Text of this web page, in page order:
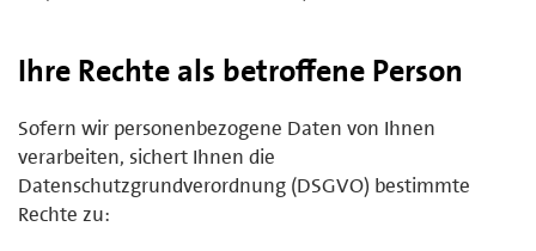
Ihre Rechte als betroffene Person
Sofern wir personenbezogene Daten von Ihnen
verarbeiten, sichert Ihnen die
Datenschutzgrundverordnung (DSGVO) bestimmte
Rechte zu: